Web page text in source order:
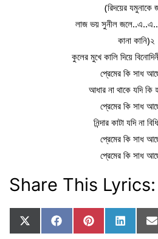
(রিদয়ের যমুনাকে
লাজ ভয় সুনীল জলে..এ..এ..
কানা কানি)২
কুলের মুখে কালি দিয়ে
প্রেমের কি সাধ
আধার না থাকে যদি
প্রেমের কি সাধ
নিন্দার কাটা যদি না
প্রেমের কি সাধ
প্রেমের কি সাধ
Share This Lyrics:
Share
on
X
(
Share
on
F
a
Share
on
P
i
Share
on
L
i
E